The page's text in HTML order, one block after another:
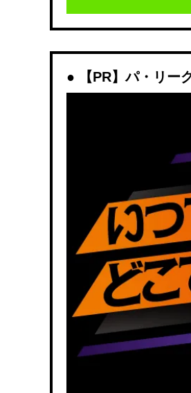
【PR】パ・リー